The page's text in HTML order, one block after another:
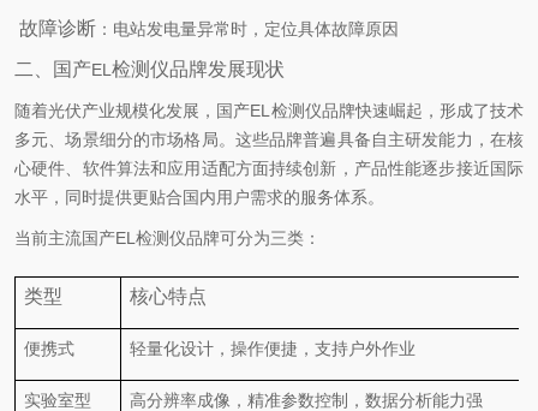
故障诊断 ：电站发电量异常时，定位具体故障原因
二、国产EL 检测仪品牌发展现状
随着光伏产业规模化发展，国产EL 检测仪品牌快速崛起，形成了技术
多元、场景细分的市场格局。这些品牌普遍具备自主研发能力，在核
心硬件、软件算法和应用适配方面持续创新，产品性能逐步接近国际
水平，同时提供更贴合国内用户需求的服务体系。
当前主流国产EL 检测仪品牌可分为三类：
类型 核心特点
便携式 轻量化设计，操作便捷，支持户外作业
实验室型 高分辨率成像，精准参数控制，数据分析能力强